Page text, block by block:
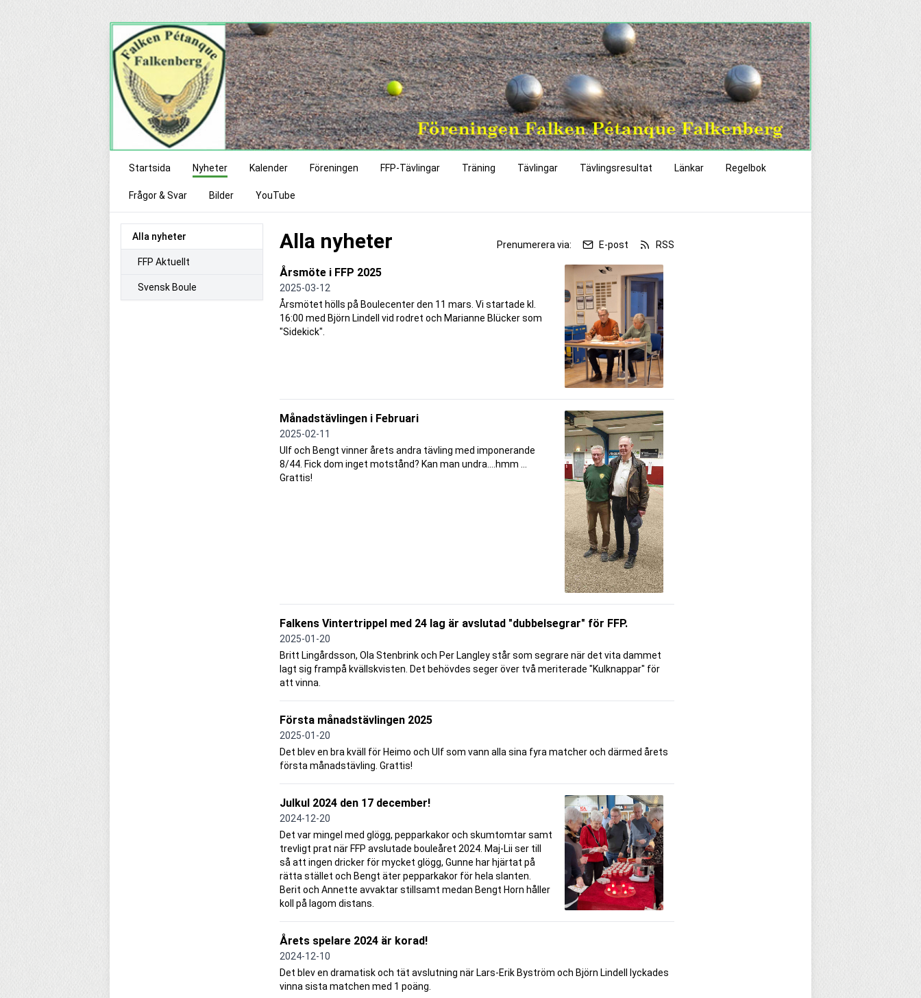
Startsida Nyheter Kalender Föreningen FFP-Tävlingar Träning Tävlingar Tävlingsresultat Länkar Regelbok
Frågor & Svar Bilder YouTube
Alla nyheter
FFP Aktuellt
Svensk Boule
Alla nyheter Prenumerera via: E-post RSS
Årsmöte i FFP 2025
2025-03-12
Årsmötet hölls på Boulecenter den 11 mars. Vi startade kl.
16:00 med Björn Lindell vid rodret och Marianne Blücker som
"Sidekick".
Månadstävlingen i Februari
2025-02-11
Ulf och Bengt vinner årets andra tävling med imponerande
8/44. Fick dom inget motstånd? Kan man undra....hmm ...
Grattis!
Falkens Vintertrippel med 24 lag är avslutad "dubbelsegrar" för FFP.
2025-01-20
Britt Lingårdsson, Ola Stenbrink och Per Langley står som segrare när det vita dammet
lagt sig frampå kvällskvisten. Det behövdes seger över två meriterade "Kulknappar" för
att vinna.
Första månadstävlingen 2025
2025-01-20
Det blev en bra kväll för Heimo och Ulf som vann alla sina fyra matcher och därmed årets
första månadstävling. Grattis!
Julkul 2024 den 17 december!
2024-12-20
Det var mingel med glögg, pepparkakor och skumtomtar samt
trevligt prat när FFP avslutade bouleåret 2024. Maj-Lii ser till
så att ingen dricker för mycket glögg, Gunne har hjärtat på
rätta stället och Bengt äter pepparkakor för hela slanten.
Berit och Annette avvaktar stillsamt medan Bengt Horn håller
koll på lagom distans.
Årets spelare 2024 är korad!
2024-12-10
Det blev en dramatisk och tät avslutning när Lars-Erik Byström och Björn Lindell lyckades
vinna sista matchen med 1 poäng.